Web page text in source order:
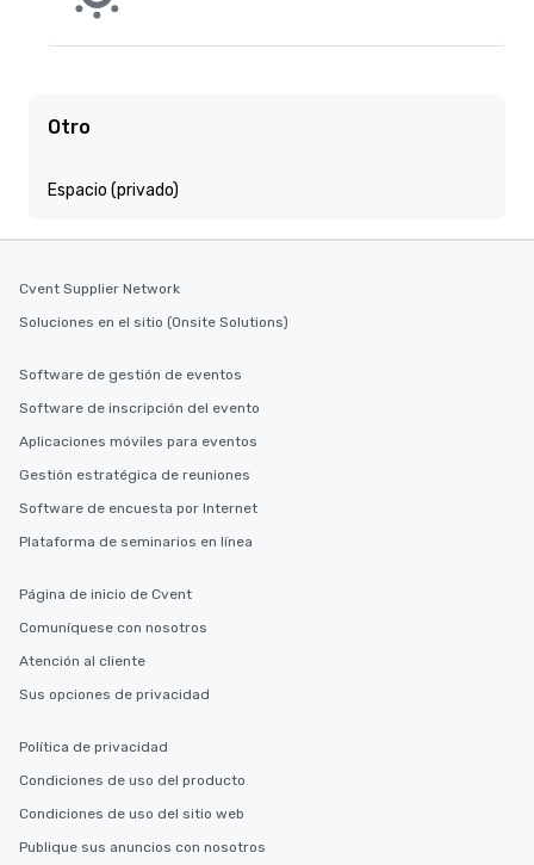
Otro
Espacio (privado)
Cvent Supplier Network
Soluciones en el sitio (Onsite Solutions)
Software de gestión de eventos
Software de inscripción del evento
Aplicaciones móviles para eventos
Gestión estratégica de reuniones
Software de encuesta por Internet
Plataforma de seminarios en línea
Página de inicio de Cvent
Comuníquese con nosotros
Atención al cliente
Sus opciones de privacidad
Política de privacidad
Condiciones de uso del producto
Condiciones de uso del sitio web
Publique sus anuncios con nosotros